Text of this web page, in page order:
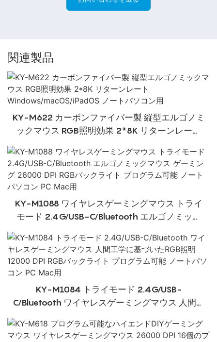
関連製品
KY-M622 カーボンファイバー製 縦型エルゴノミ
ックマウス RGB照明効果 2*8K リターンレート
KY-M1088 ワイヤレスゲーミングマウス トライ
モード 2.4G/USB-C/Bluetooth エルゴノミック
プログラム可能 ノートパソコン PC Mac用
KY-M1084 トライモード 2.4G/USB-
C/Bluetooth ワイヤレスゲーミングマウス 人間工
学に基づいたRGB照明 12000 DPI RGBバックライ
ト プログラム可能 ノートパソコン PC Mac用